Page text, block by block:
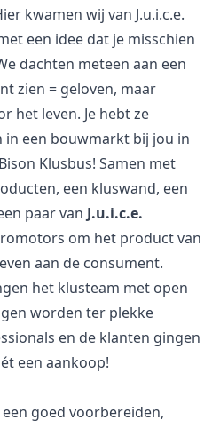
kwamen wij van J.u.i.c.e.
een idee dat je misschien
dachten meteen aan een
zien = geloven, maar
het leven. Je hebt ze
in een bouwmarkt bij jou in
Klusbus! Samen met
een kluswand, een
paar van J.u.i.c.e.
om het product van
aan de consument.
het klusteam met open
worden ter plekke
en de klanten gingen
een aankoop!
goed voorbereiden,